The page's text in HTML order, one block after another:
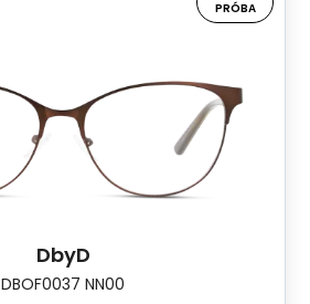
PRÓBA
DbyD
DBOF0037 NN00